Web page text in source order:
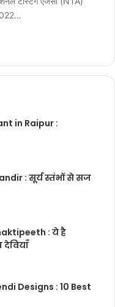
in Raipur :
: सूर्य स्तंभों से सज
: ये है
देवियाँ
Designs : 10 Best